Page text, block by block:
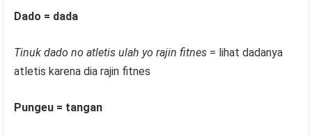
Dado = dada
Tinuk dado no atletis ulah yo rajin fitnes = lihat dadanya
atletis karena dia rajin fitnes
Pungeu = tangan